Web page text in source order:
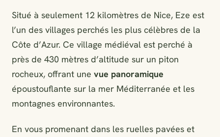
Situé à seulement 12 kilomètres de Nice, Eze est
l’un des villages perchés les plus célèbres de la
Côte d’Azur. Ce village médiéval est perché à
près de 430 mètres d’altitude sur un piton
rocheux, offrant une vue panoramique
époustouflante sur la mer Méditerranée et les
montagnes environnantes.
En vous promenant dans les ruelles pavées et